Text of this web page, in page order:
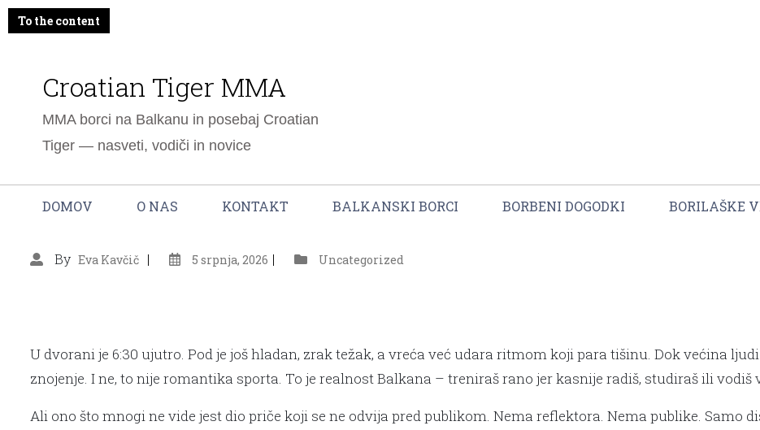
To the content
Croatian Tiger MMA
MMA borci na Balkanu in posebaj Croatian
Tiger — nasveti, vodiči in novice
DOMOV O NAS KONTAKT BALKANSKI BORCI BORBENI DOGODKI BORILAŠKE
By Eva Kavčič 5 srpnja, 2026 Uncategorized
U dvorani je 6:30 ujutro. Pod je još hladan, zrak težak, a vreća već udara ritmom koji para tišinu. Dok većina
znojenje. I ne, to nije romantika sporta. To je realnost Balkana – treniraš rano jer kasnije radiš, studiraš ili vodiš
Ali ono što mnogi ne vide jest dio priče koji se ne odvija pred publikom. Nema reflektora. Nema publike. Samo